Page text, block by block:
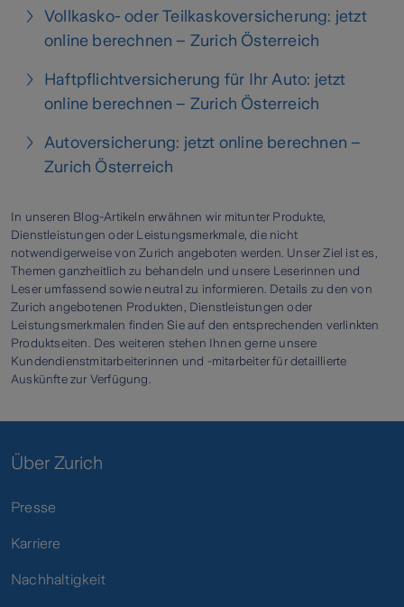
Vollkasko- oder Teilkaskoversicherung: jetzt
online berechnen – Zurich Österreich
Haftpflichtversicherung für Ihr Auto: jetzt
online berechnen – Zurich Österreich
Autoversicherung: jetzt online berechnen –
Zurich Österreich
In unseren Blog-Artikeln erwähnen wir mitunter Produkte,
Dienstleistungen oder Leistungsmerkmale, die nicht
notwendigerweise von Zurich angeboten werden. Unser Ziel ist es,
Themen ganzheitlich zu behandeln und unsere Leserinnen und
Leser umfassend sowie neutral zu informieren. Details zu den von
Zurich angebotenen Produkten, Dienstleistungen oder
Leistungsmerkmalen finden Sie auf den entsprechenden verlinkten
Produktseiten. Des weiteren stehen Ihnen gerne unsere
Kundendienstmitarbeiterinnen und -mitarbeiter für detaillierte
Auskünfte zur Verfügung.
Über Zurich
Presse
Karriere
Nachhaltigkeit